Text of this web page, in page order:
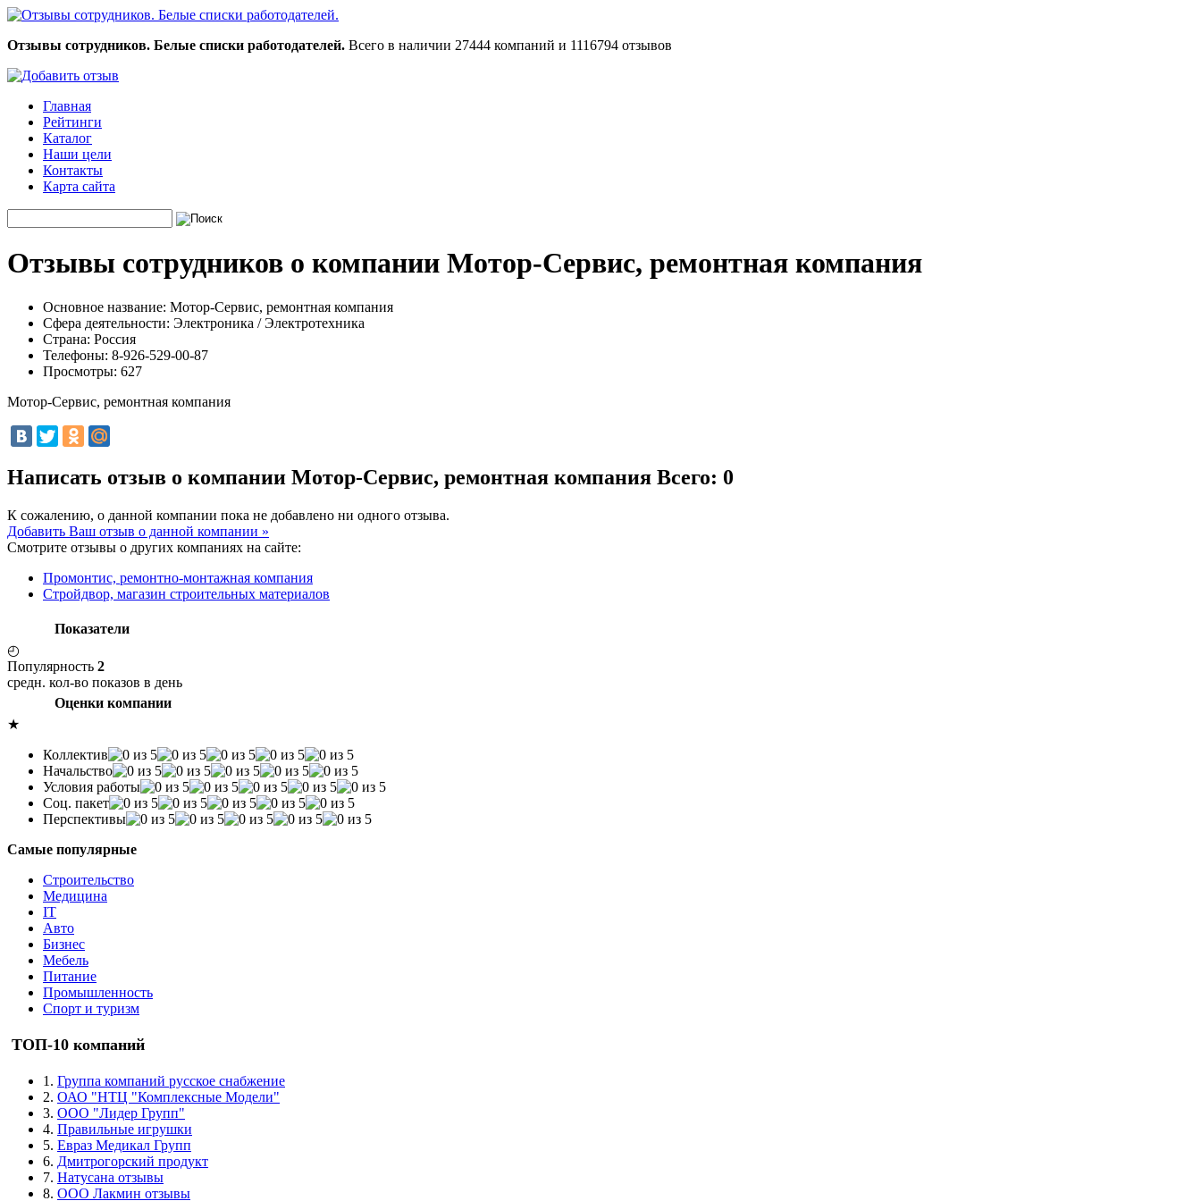
Отзывы сотрудников. Белые списки работодателей. Всего в наличии 27444 компаний и 1116794 отзывов
Главная
Рейтинги
Каталог
Наши цели
Контакты
Карта сайта
Отзывы сотрудников о компании Мотор-Сервис, ремонтная компания
Основное название: Мотор-Сервис, ремонтная компания
Сфера деятельности: Электроника / Электротехника
Страна: Россия
Телефоны: 8-926-529-00-87
Просмотры: 627
Мотор-Сервис, ремонтная компания
Написать отзыв о компании Мотор-Сервис, ремонтная компания Всего: 0
К сожалению, о данной компании пока не добавлено ни одного отзыва.
Добавить Ваш отзыв о данной компании »
Смотрите отзывы о других компаниях на сайте:
Промонтис, ремонтно-монтажная компания
Стройдвор, магазин строительных материалов
Показатели
◴
Популярность 2
средн. кол-во показов в день
Оценки компании
★
Коллектив
Начальство
Условия работы
Соц. пакет
Перспективы
Самые популярные
Строительство
Медицина
IT
Авто
Бизнес
Мебель
Питание
Промышленность
Спорт и туризм
ТОП-10 компаний
1. Группа компаний русское снабжение
2. ОАО "НТЦ "Комплексные Модели"
3. ООО "Лидер Групп"
4. Правильные игрушки
5. Евраз Медикал Групп
6. Дмитрогорский продукт
7. Натусана отзывы
8. ООО Лакмин отзывы